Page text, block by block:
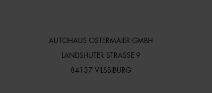
AUTOHAUS OSTERMAIER GMBH
LANDSHUTER STRASSE 9
84137 VILSBIBURG